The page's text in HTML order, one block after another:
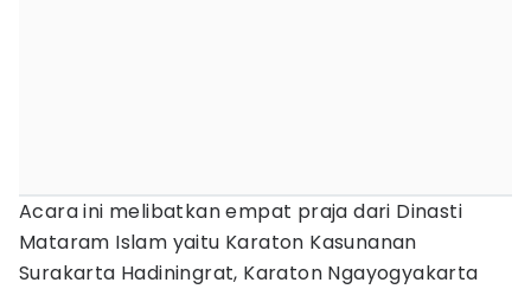
Acara ini melibatkan empat praja dari Dinasti
Mataram Islam yaitu Karaton Kasunanan
Surakarta Hadiningrat, Karaton Ngayogyakarta